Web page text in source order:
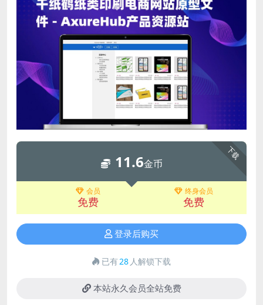
下载
11.6金币
会员
免费
终身会员
免费
登录后购买
已有28 人解锁下载
本站永久会员全站免费